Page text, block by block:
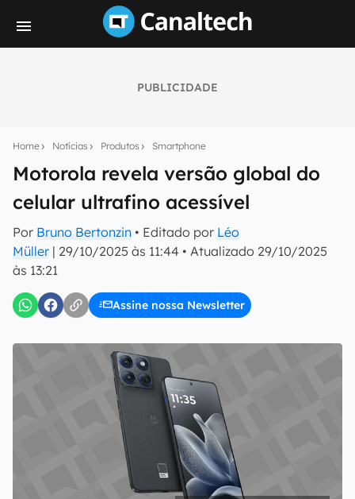
PUBLICIDADE
Home Notícias Produtos Smartphone
Motorola revela versão global do
celular ultrafino acessível
Por Bruno Bertonzin • Editado por Léo
Müller | 29/10/2025 às 11:44 • Atualizado 29/10/2025
às 13:21
Assine nossa Newsletter
notícias e reviews sobre tecnologia em primeira
mão.
E-mail
Confirmo que li, aceito e concordo com os